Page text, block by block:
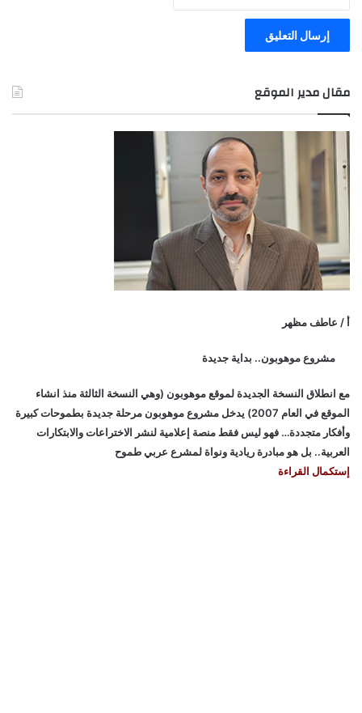
مقال مدير الموقع
أ / عاطف مظهر
مشروع موهوبون.. بداية جديدة
مع انطلاق النسخة الجديدة لموقع موهوبون (وهي النسخة الثالثة منذ انشاء
الموقع في العام 2007) يدخل مشروع موهوبون مرحلة جديدة بطموحات كبيرة
وأفكار متجددة… فهو ليس فقط منصة إعلامية لنشر الاختراعات والابتكارات
العربية.. بل هو مبادرة ريادية ونواة لمشرع عربي طموح
إستكمال القراءة